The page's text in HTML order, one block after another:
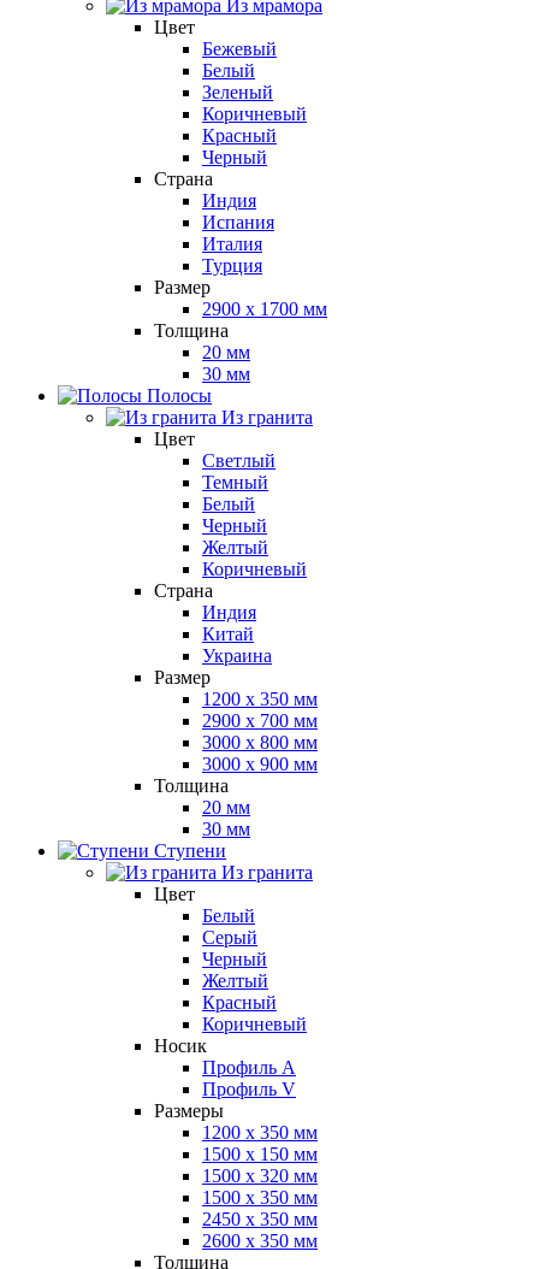
Из мрамора
Цвет
Бежевый
Белый
Зеленый
Коричневый
Красный
Черный
Страна
Индия
Испания
Италия
Турция
Размер
2900 x 1700 мм
Толщина
20 мм
30 мм
Полосы
Из гранита
Цвет
Светлый
Темный
Белый
Черный
Желтый
Коричневый
Страна
Индия
Китай
Украина
Размер
1200 x 350 мм
2900 x 700 мм
3000 x 800 мм
3000 x 900 мм
Толщина
20 мм
30 мм
Ступени
Из гранита
Цвет
Белый
Серый
Черный
Желтый
Красный
Коричневый
Носик
Профиль A
Профиль V
Размеры
1200 x 350 мм
1500 x 150 мм
1500 x 320 мм
1500 x 350 мм
2450 x 350 мм
2600 x 350 мм
Толщина